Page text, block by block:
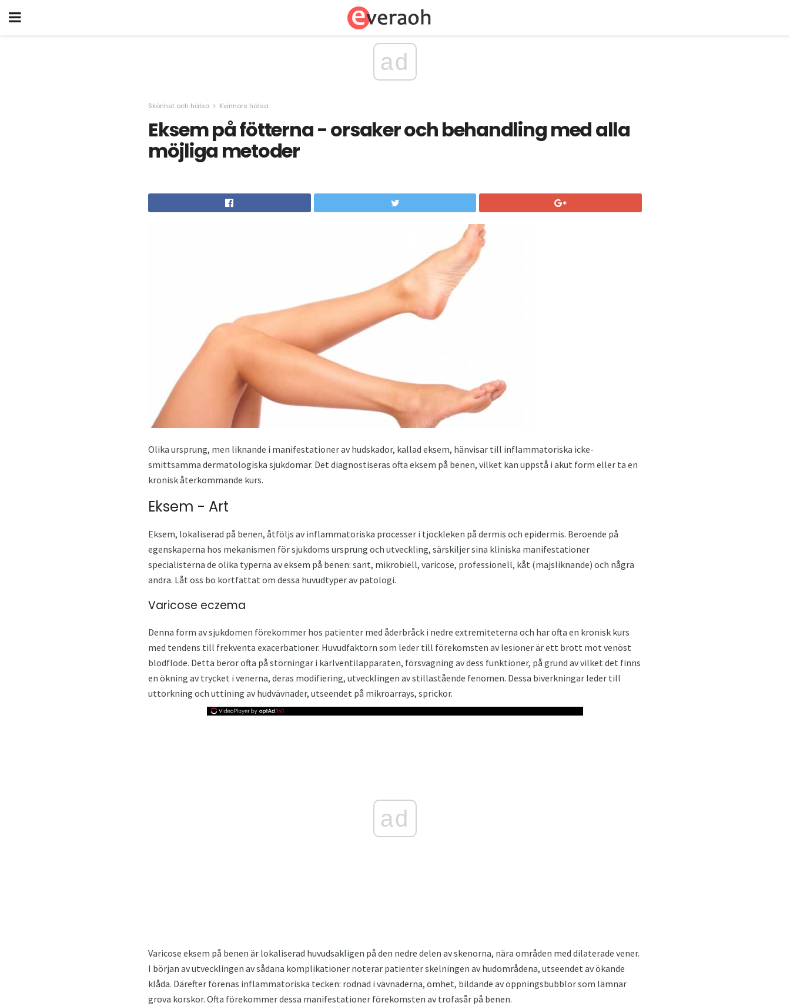
ad
Skönhet och hälsa Kvinnors hälsa
Eksem på fötterna - orsaker och behandling med alla
möjliga metoder
Olika ursprung, men liknande i manifestationer av hudskador, kallad eksem, hänvisar till inflammatoriska icke-
smittsamma dermatologiska sjukdomar. Det diagnostiseras ofta eksem på benen, vilket kan uppstå i akut form eller ta en
kronisk återkommande kurs.
Eksem - Art
Eksem, lokaliserad på benen, åtföljs av inflammatoriska processer i tjockleken på dermis och epidermis. Beroende på
egenskaperna hos mekanismen för sjukdoms ursprung och utveckling, särskiljer sina kliniska manifestationer
specialisterna de olika typerna av eksem på benen: sant, mikrobiell, varicose, professionell, kåt (majsliknande) och några
andra. Låt oss bo kortfattat om dessa huvudtyper av patologi.
Varicose eczema
Denna form av sjukdomen förekommer hos patienter med åderbråck i nedre extremiteterna och har ofta en kronisk kurs
med tendens till frekventa exacerbationer. Huvudfaktorn som leder till förekomsten av lesioner är ett brott mot venöst
blodflöde. Detta beror ofta på störningar i kärlventilapparaten, försvagning av dess funktioner, på grund av vilket det finns
en ökning av trycket i venerna, deras modifiering, utvecklingen av stillastående fenomen. Dessa biverkningar leder till
uttorkning och uttining av hudvävnader, utseendet på mikroarrays, sprickor.
ad
Varicose eksem på benen är lokaliserad huvudsakligen på den nedre delen av skenorna, nära områden med dilaterade vener.
I början av utvecklingen av sådana komplikationer noterar patienter skelningen av hudområdena, utseendet av ökande
klåda. Därefter förenas inflammatoriska tecken: rodnad i vävnaderna, ömhet, bildande av öppningsbubblor som lämnar
grova korskor. Ofta förekommer dessa manifestationer förekomsten av trofasår på benen.